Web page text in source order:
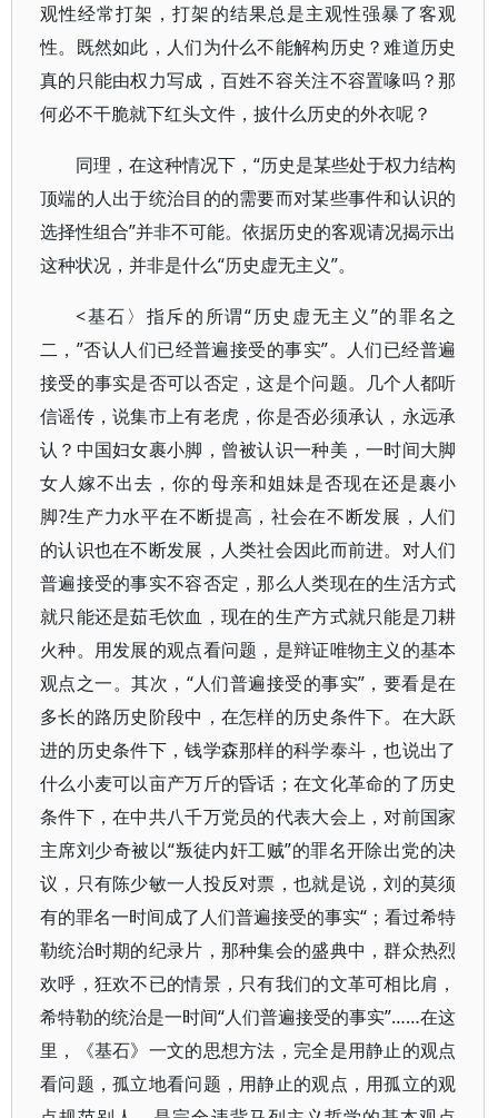
观性经常打架，打架的结果总是主观性强暴了客观
性。既然如此，人们为什么不能解构历史？难道历史
真的只能由权力写成，百姓不容关注不容置喙吗？那
何必不干脆就下红头文件，披什么历史的外衣呢？
同理，在这种情况下，“历史是某些处于权力结构
顶端的人出于统治目的的需要而对某些事件和认识的
选择性组合”并非不可能。依据历史的客观请况揭示出
这种状况，并非是什么“历史虚无主义”。
<基石〉指斥的所谓“历史虚无主义”的罪名之
二，”否认人们已经普遍接受的事实”。人们已经普遍
接受的事实是否可以否定，这是个问题。几个人都听
信谣传，说集市上有老虎，你是否必须承认，永远承
认？中国妇女裹小脚，曾被认识一种美，一时间大脚
女人嫁不出去，你的母亲和姐妹是否现在还是裹小
脚?生产力水平在不断提高，社会在不断发展，人们
的认识也在不断发展，人类社会因此而前进。对人们
普遍接受的事实不容否定，那么人类现在的生活方式
就只能还是茹毛饮血，现在的生产方式就只能是刀耕
火种。用发展的观点看问题，是辩证唯物主义的基本
观点之一。其次，“人们普遍接受的事实”，要看是在
多长的路历史阶段中，在怎样的历史条件下。在大跃
进的历史条件下，钱学森那样的科学泰斗，也说出了
什么小麦可以亩产万斤的昏话；在文化革命的了历史
条件下，在中共八千万党员的代表大会上，对前国家
主席刘少奇被以“叛徒内奸工贼”的罪名开除出党的决
议，只有陈少敏一人投反对票，也就是说，刘的莫须
有的罪名一时间成了人们普遍接受的事实“；看过希特
勒统治时期的纪录片，那种集会的盛典中，群众热烈
欢呼，狂欢不已的情景，只有我们的文革可相比肩，
希特勒的统治是一时间“人们普遍接受的事实”……在这
里，《基石》一文的思想方法，完全是用静止的观点
看问题，孤立地看问题，用静止的观点，用孤立的观